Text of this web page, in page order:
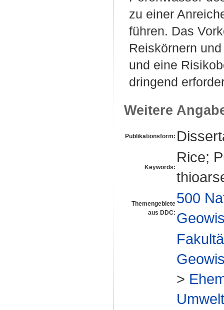
zu einer
führen. Das
Reiskörnern
und eine
dringend
Weitere
Publikationsform:
Keywords:
Rice;
Themengebiete
aus DDC:
500
>